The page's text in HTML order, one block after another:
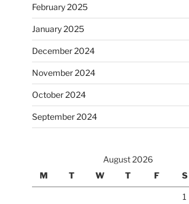
February 2025
January 2025
December 2024
November 2024
October 2024
September 2024
August 2026
M
T W T F S
1